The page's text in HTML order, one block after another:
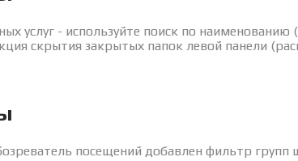
услуг - используйте поиск по
скрытия закрытых папок левой панели
посещений добавлен фильтр